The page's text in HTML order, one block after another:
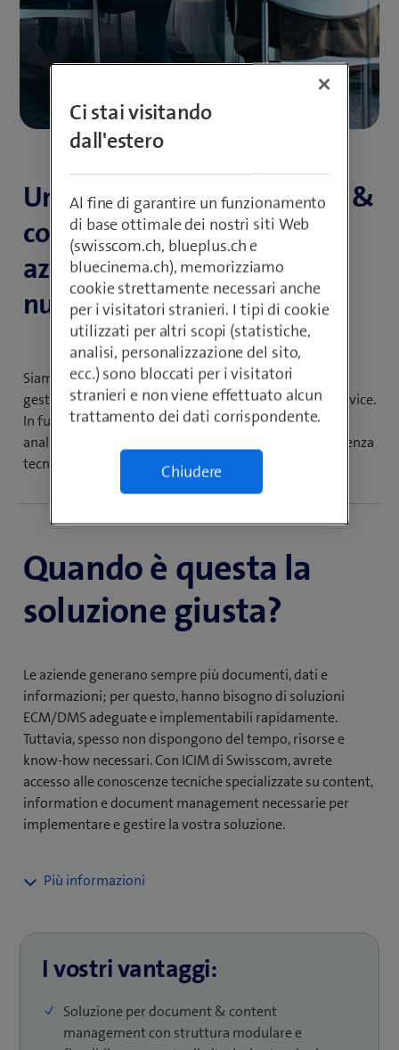
Una soluzione di document &
content management
aziendale non è solo un
nuovo sistema.
Siamo al vostro fianco con la nostra esperienza e
gestiamo per voi la soluzione ECM come managed service.
In funzione delle esigenze della vostra azienda – con
analisi circostanziata, progettazione, training o assistenza
tecnica e specializzata.
Quando è questa la
soluzione giusta?
Le aziende generano sempre più documenti, dati e
informazioni; per questo, hanno bisogno di soluzioni
ECM/DMS adeguate e implementabili rapidamente.
Tuttavia, spesso non dispongono del tempo, risorse e
know-how necessari. Con ICIM di Swisscom, avrete
accesso alle conoscenze tecniche specializzate su content,
information e document management necessarie per
implementare e gestire la vostra soluzione.
management ‒ aiutandovi proprio negli aspetti che vi
creano maggiori difficoltà. Sia per la gestione
completa della vostra soluzione ECM sia per
l’elaborazione di una tabella di marcia e un preventivo
realistici e implementabili in tempi rapidi.
I vostri vantaggi:
Soluzione per document & content
management con struttura modulare e
Ci stai visitando
dall'estero
Al fine di garantire un funzionamento
di base ottimale dei nostri siti Web
(swisscom.ch, blueplus.ch e
bluecinema.ch), memorizziamo
cookie strettamente necessari anche
per i visitatori stranieri. I tipi di cookie
utilizzati per altri scopi (statistiche,
analisi, personalizzazione del sito,
ecc.) sono bloccati per i visitatori
stranieri e non viene effettuato alcun
trattamento dei dati corrispondente.
Chiudere